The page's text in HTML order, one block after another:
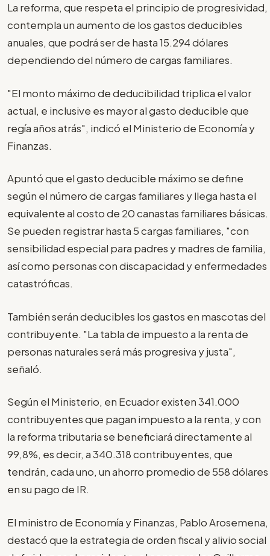
La reforma, que respeta el principio de progresividad,
contempla un aumento de los gastos deducibles
anuales, que podrá ser de hasta 15.294 dólares
dependiendo del número de cargas familiares.
"El monto máximo de deducibilidad triplica el valor
actual, e inclusive es mayor al gasto deducible que
regía años atrás", indicó el Ministerio de Economía y
Finanzas.
Apuntó que el gasto deducible máximo se define
según el número de cargas familiares y llega hasta el
equivalente al costo de 20 canastas familiares básicas.
Se pueden registrar hasta 5 cargas familiares, "con
sensibilidad especial para padres y madres de familia,
así como personas con discapacidad y enfermedades
catastróficas.
También serán deducibles los gastos en mascotas del
contribuyente. "La tabla de impuesto a la renta de
personas naturales será más progresiva y justa",
señaló.
Según el Ministerio, en Ecuador existen 341.000
contribuyentes que pagan impuesto a la renta, y con
la reforma tributaria se beneficiará directamente al
99,8%, es decir, a 340.318 contribuyentes, que
tendrán, cada uno, un ahorro promedio de 558 dólares
en su pago de IR.
El ministro de Economía y Finanzas, Pablo Arosemena,
destacó que la estrategia de orden fiscal y alivio social